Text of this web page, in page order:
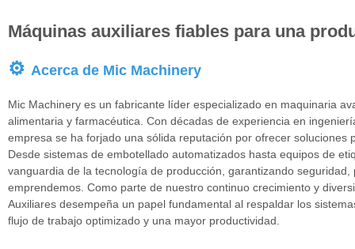
cabezales de tapado,
tapado eficiente y preciso
bebidas frías.
Máquinas auxiliares fiables para una
⚙ Acerca de Mic Machinery
Mic Machinery es un fabricante líder especializado en maquinaria
alimentaria y farmacéutica. Con décadas de experiencia en
empresa se ha forjado una sólida reputación por ofrecer
Desde sistemas de embotellado automatizados hasta equipos de
vanguardia de la tecnología de producción, garantizando
emprendemos. Como parte de nuestro continuo crecimiento y
Auxiliares desempeña un papel fundamental al respaldar los
flujo de trabajo optimizado y una mayor productividad.